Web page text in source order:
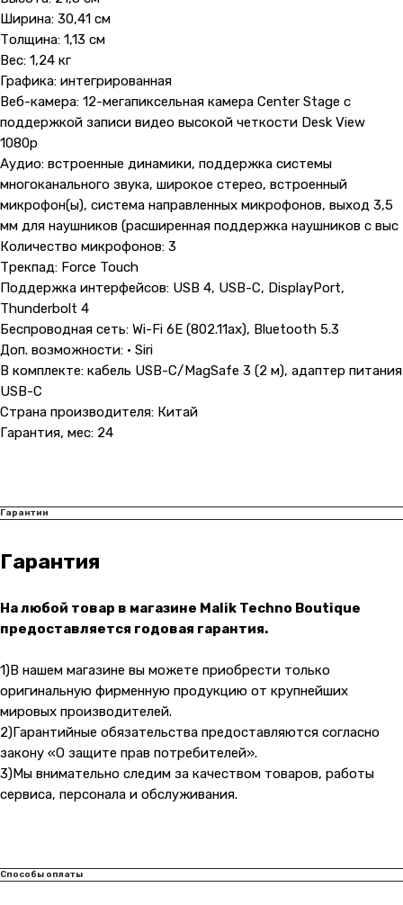
Ширина: 30,41 см
Толщина: 1,13 см
Вес: 1,24 кг
Графика: интегрированная
Веб-камера: 12-мегапиксельная камера Center Stage с
поддержкой записи видео высокой четкости Desk View
1080p
Аудио: встроенные динамики, поддержка системы
многоканального звука, широкое стерео, встроенный
микрофон(ы), система направленных микрофонов, выход 3,5
мм для наушников (расширенная поддержка наушников с выс
Количество микрофонов: 3
Трекпад: Force Touch
Поддержка интерфейсов: USB 4, USB-C, DisplayPort,
Thunderbolt 4
Беспроводная сеть: Wi-Fi 6E (802.11ax), Bluetooth 5.3
Доп. возможности: • Siri
В комплекте: кабель USB-C/MagSafe 3 (2 м), адаптер питания
USB-C
Страна производителя: Китай
Гарантия, мес: 24
Гарантии
Гарантия
На любой товар в магазине Malik Techno Boutique
предоставляется годовая гарантия.
1)В нашем магазине вы можете приобрести только
оригинальную фирменную продукцию от крупнейших
мировых производителей.
2)Гарантийные обязательства предоставляются согласно
закону «О защите прав потребителей».
3)Мы внимательно следим за качеством товаров, работы
сервиса, персонала и обслуживания.
Способы оплаты Клиентам
Адрес магазина:
malikpochinit@mail.ru
Пн-Пт: 10:00 — 21:00
vk
Навигация